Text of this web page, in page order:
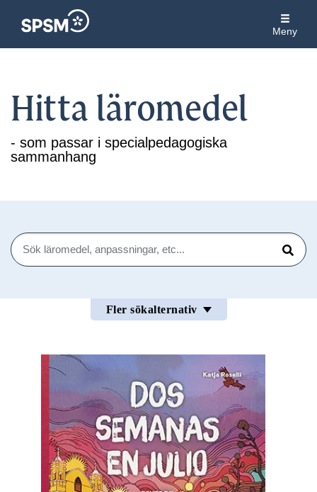
Meny
Hitta läromedel
- som passar i specialpedagogiska
sammanhang
Sök
Sök
Fler sökalternativ